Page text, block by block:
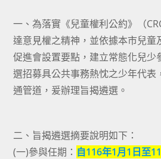
一、為落實《兒童權利公約》（
達意見權之精神，並依據本市兒童
促進會設置要點，建立常態化兒少
選招募具公共事務熱忱之少年代表
通管道，爰辦理旨揭遴選。
二、旨揭遴選摘要說明如下：
(一)參與任期： 自116年1月1日至